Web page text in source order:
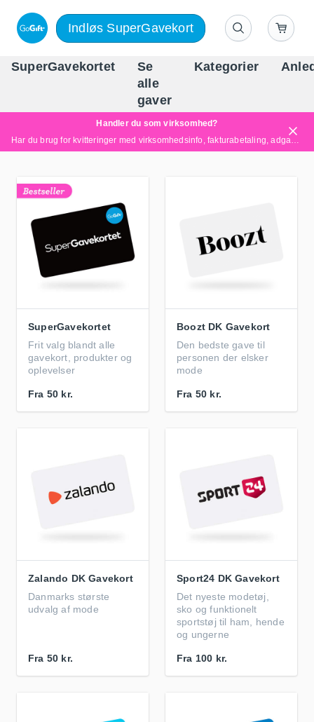
Indløs SuperGavekort
SuperGavekortet
Se
alle
gaver
Kategorier
Handler du som virksomhed?
Har du brug for kvitteringer med virksomhedsinfo, fakturabetaling, adgang for flere brugere eller skræddersyede løsninger?
SuperGavekortet
Frit valg blandt alle
gavekort, produkter og
oplevelser
Fra 50 kr.
Boozt DK Gavekort
Den bedste gave til
personen der elsker
mode
Fra 50 kr.
Zalando DK Gavekort
Danmarks største
udvalg af mode
Fra 50 kr.
Sport24 DK Gavekort
Det nyeste modetøj,
sko og funktionelt
sportstøj til ham, hende
og ungerne
Fra 100 kr.